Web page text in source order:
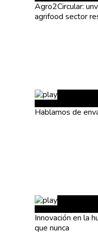
Agro2Circular:
agrifood sector
Hablamos de
Innovación en la
que nunca